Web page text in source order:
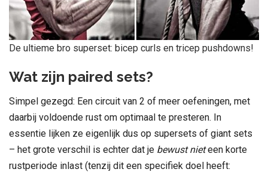
De ultieme bro superset: bicep curls en tricep pushdowns!
Wat zijn paired sets?
Simpel gezegd: Een circuit van 2 of meer oefeningen, met
daarbij voldoende rust om optimaal te presteren. In
essentie lijken ze eigenlijk dus op supersets of giant sets
– het grote verschil is echter dat je bewust nieteen korte
rustperiode inlast (tenzij dit een specifiek doel heeft: